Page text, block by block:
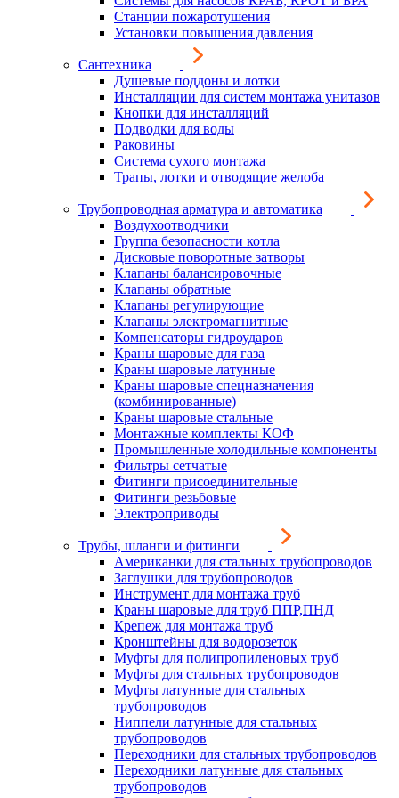
Станции пожаротушения
Установки повышения давления
Сантехника
Душевые поддоны и лотки
Инсталляции для систем монтажа унитазов
Кнопки для инсталляций
Подводки для воды
Раковины
Система сухого монтажа
Трапы, лотки и отводящие желоба
Трубопроводная арматура и автоматика
Воздухоотводчики
Группа безопасности котла
Дисковые поворотные затворы
Клапаны балансировочные
Клапаны обратные
Клапаны регулирующие
Клапаны электромагнитные
Компенсаторы гидроударов
Краны шаровые для газа
Краны шаровые латунные
Краны шаровые спецназначения
(комбинированные)
Краны шаровые стальные
Монтажные комплекты КОФ
Промышленные холодильные компоненты
Фильтры сетчатые
Фитинги присоединительные
Фитинги резьбовые
Электроприводы
Трубы, шланги и фитинги
Американки для стальных трубопроводов
Заглушки для трубопроводов
Инструмент для монтажа труб
Краны шаровые для труб ППР,ПНД
Крепеж для монтажа труб
Кронштейны для водорозеток
Муфты для полипропиленовых труб
Муфты для стальных трубопроводов
Муфты латунные для стальных
трубопроводов
Ниппели латунные для стальных
трубопроводов
Переходники для стальных трубопроводов
Переходники латунные для стальных
трубопроводов